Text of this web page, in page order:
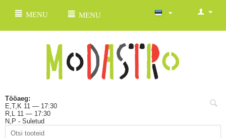
MENU MENU
Tööaeg:
E,T,K 11 — 17:30
R,L 11 — 17:30
N,P - Suletud